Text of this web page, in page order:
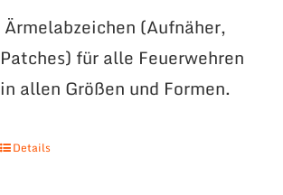
Ärmelabzeichen (Aufnäher,
Patches) für alle Feuerwehren
in allen Größen und Formen.
Details